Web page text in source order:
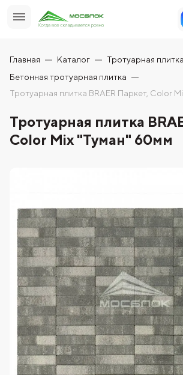
Главная Каталог
Тротуарная плитка
Бетонная тротуарная плитка
Тротуарная плитка BRAER Паркет, Color
Тротуарная плитка
Color Mix "Туман" 60мм